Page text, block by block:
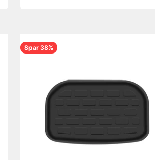
Spar 38%